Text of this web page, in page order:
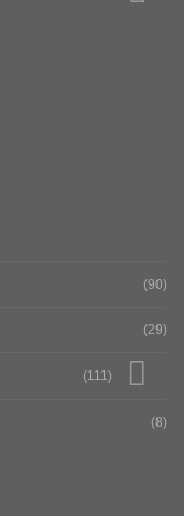
(90)
(29)
(111)
(8)